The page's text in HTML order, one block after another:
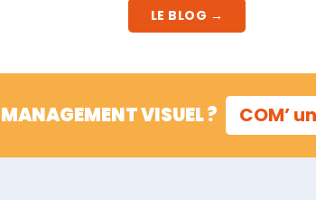
LE BLOG →
VISUEL ? COM’